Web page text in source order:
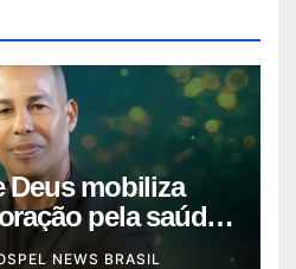
Deus mobiliza
pela saúde
NEWS BRASIL